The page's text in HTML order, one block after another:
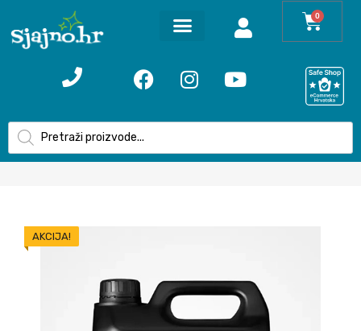
0
AKCIJA!